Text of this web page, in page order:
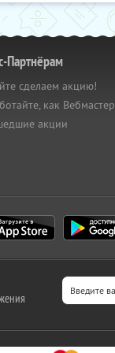
Партнёрам
сделаем акцию!
как Вебмастер
акции